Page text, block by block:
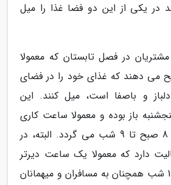
در یکی از این دو فضا غذا را میل
در فصل تابستان که معمولا
می دهند که غذای خود را در فضای
و باصفا است، میل کنند. این
باز بوده و معمولا ساعت کاری
آن شامل بازه زمانی 8 صبح تا 9 شب می گردد. البته، در
دارد که معمولا یک ساعت دیرتر
بسته می گردد و تا 10 شب همچنان به مسافران و میهمانان